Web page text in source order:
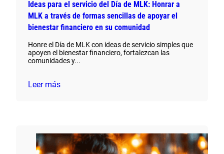
Ideas para el servicio del Día de MLK: Honrar a
MLK a través de formas sencillas de apoyar el
bienestar financiero en su comunidad
Honre el Día de MLK con ideas de servicio simples que
apoyen el bienestar financiero, fortalezcan las
comunidades y...
Leer más